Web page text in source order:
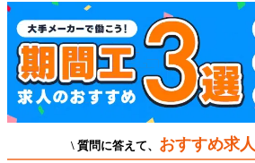
\ 質問に答えて、 おすすめ求人